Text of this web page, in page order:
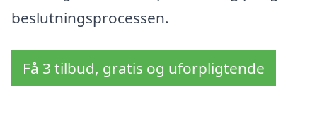
beslutningsprocessen.
Få 3 tilbud, gratis og uforpligtende